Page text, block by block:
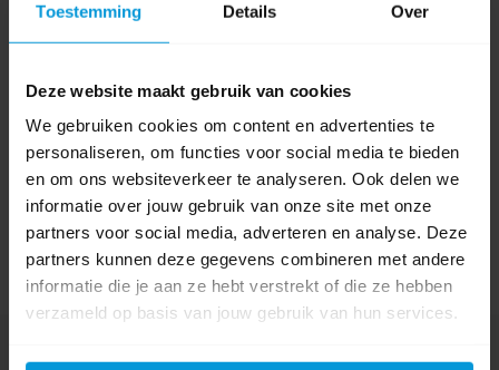
Toestemming Details Over
Deze website maakt gebruik van cookies
We gebruiken cookies om content en advertenties te
personaliseren, om functies voor social media te bieden
en om ons websiteverkeer te analyseren. Ook delen we
informatie over jouw gebruik van onze site met onze
partners voor social media, adverteren en analyse. Deze
partners kunnen deze gegevens combineren met andere
informatie die je aan ze hebt verstrekt of die ze hebben
verzameld op basis van jouw gebruik van hun services.
0 beoordeling(en)
Nog vragen?